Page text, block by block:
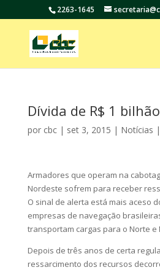
2263-1645
Dívida de R$ 1 bilhão
por cbc| set 3, 2015 | Notícias |
Armadores que operam na
Nordeste sofrem para receber
O sinal de alerta está mais aceso
empresas de navegação
transportam cargas para o Norte e
Depois de três anos de certa
ressarcimento dos recursos